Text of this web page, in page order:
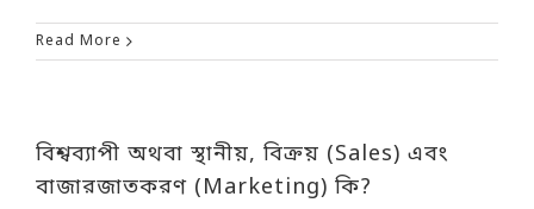
Read More
বিশ্বব্যাপী অথবা স্থানীয়, বিক্রয় (Sales) এবং
বাজারজাতকরণ (Marketing) কি?